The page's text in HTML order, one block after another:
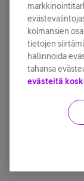
Liitäntä
USB‑C
USB 3 ‑tuki
Muuta
Recycled
kolmansien
tietojen
hallinnoida
tahansa
evästeitä